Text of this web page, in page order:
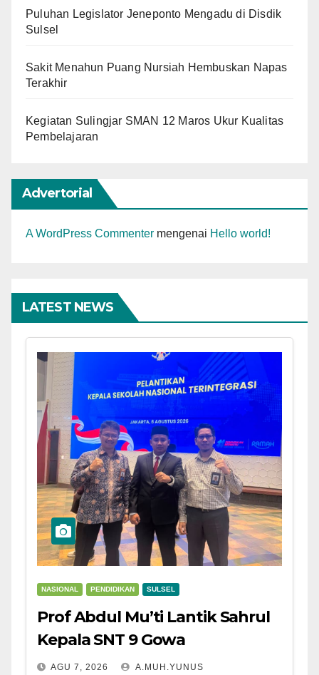
Puluhan Legislator Jeneponto Mengadu di Disdik
Sulsel
Sakit Menahun Puang Nursiah Hembuskan Napas
Terakhir
Kegiatan Sulingjar SMAN 12 Maros Ukur Kualitas
Pembelajaran
Advertorial
A WordPress Commenter mengenai Hello world!
LATEST NEWS
NASIONAL PENDIDIKAN SULSEL
Prof Abdul Mu’ti Lantik Sahrul
Kepala SNT 9 Gowa
AGU 7, 2026 A.MUH.YUNUS